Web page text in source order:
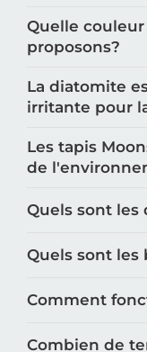
Quelle
proposons?
La diatomite
irritante pour
Les tapis
de
Quels sont les
Quels sont les
Comment
Combien de